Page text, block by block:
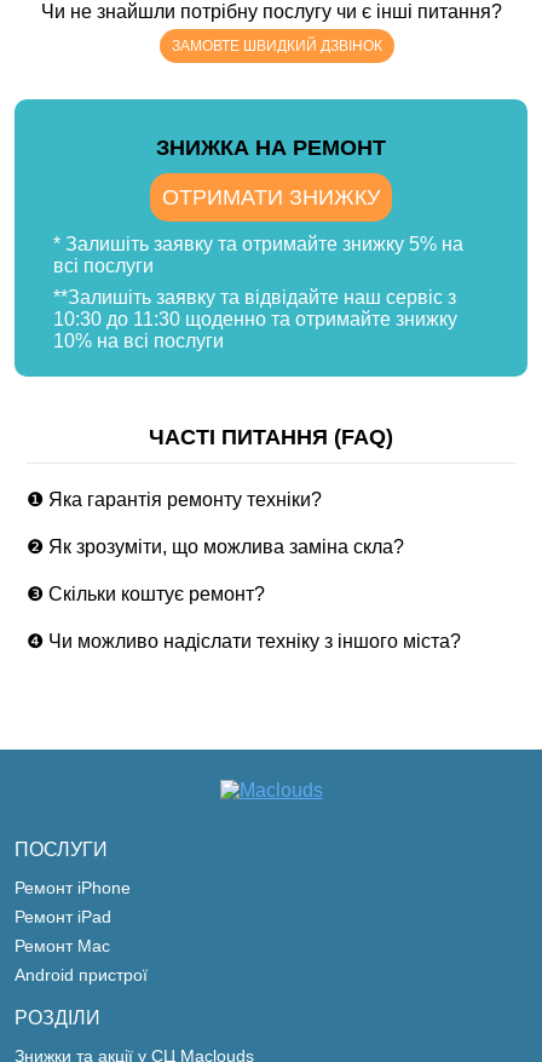
Чи не знайшли потрібну послугу чи є інші питання?
ЗАМОВТЕ ШВИДКИЙ ДЗВІНОК
ЗНИЖКА НА РЕМОНТ
ОТРИМАТИ ЗНИЖКУ
* Залишіть заявку та отримайте знижку 5% на
всі послуги
**Залишіть заявку та відвідайте наш сервіс з
10:30 до 11:30 щоденно та отримайте знижку
10% на всі послуги
ЧАСТІ ПИТАННЯ (FAQ)
❶ Яка гарантія ремонту техніки?
❷ Як зрозуміти, що можлива заміна скла?
❸ Скільки коштує ремонт?
❹ Чи можливо надіслати техніку з іншого міста?
ПОСЛУГИ
Ремонт iPhone
Ремонт iPad
Ремонт Mac
Android пристрої
РОЗДІЛИ
Знижки та акції у СЦ Maclouds